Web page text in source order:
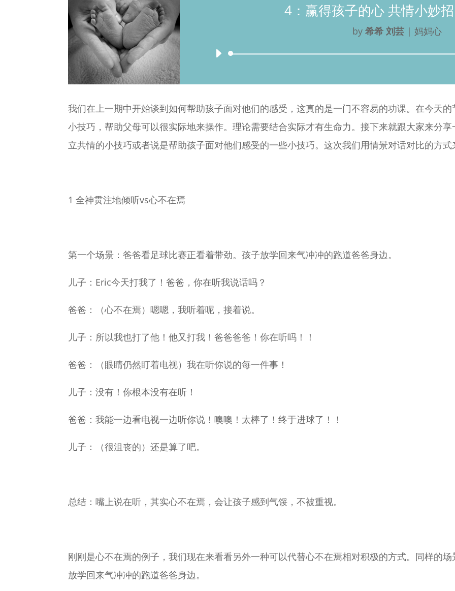
4：赢得孩子的心 共情小妙
by 希希 刘芸 | 妈妈心
Audio
我们在上一期中开始谈到如何帮助孩子面对他们的感受，这真的是一门不容易的功课。在今天
小技巧，帮助父母可以很实际地来操作。理论需要结合实际才有生命力。接下来就跟大家来分
立共情的小技巧或者说是帮助孩子面对他们感受的一些小技巧。这次我们用情景对话对比的方
1全神贯注地倾听vs心不在焉
第一个场景：爸爸看足球比赛正看着带劲。孩子放学回来气冲冲的跑道爸爸身边。
儿子：Eric今天打我了！爸爸，你在听我说话吗？
爸爸：（心不在焉）嗯嗯，我听着呢，接着说。
儿子：所以我也打了他！他又打我！爸爸爸爸！你在听吗！！
爸爸：（眼睛仍然盯着电视）我在听你说的每一件事！
儿子：没有！你根本没有在听！
爸爸：我能一边看电视一边听你说！噢噢！太棒了！终于进球了！！
儿子：（很沮丧的）还是算了吧。
总结：嘴上说在听，其实心不在焉，会让孩子感到气馁，不被重视。
刚刚是心不在焉的例子，我们现在来看看另外一种可以代替心不在焉相对积极的方式。同样的
放学回来气冲冲的跑道爸爸身边。